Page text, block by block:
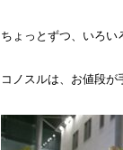
ちょっとずつ、いろい
コノスルは、お値段が